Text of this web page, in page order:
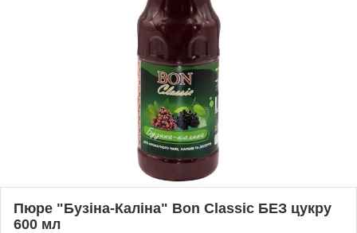
Пюре "Бузіна-Каліна" Bon Classic БЕЗ цукру
600 мл